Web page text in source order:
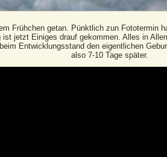
Frühchen getan. Pünktlich zun Fototermin
jetzt Einiges drauf gekommen. Alles in
Entwicklungsstand den eigentlichen
also 7-10 Tage später.